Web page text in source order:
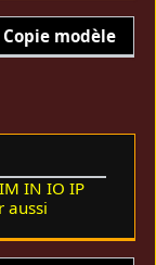
Copie modèle
IM IN IO IP
aussi